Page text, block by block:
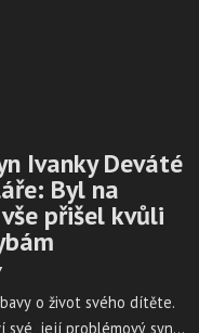
Ivanky Deváté
Byl na
přišel kvůli
o život svého dítěte.
své, její problémový syn